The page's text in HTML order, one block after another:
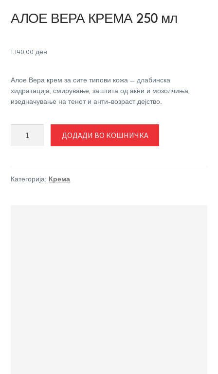
АЛОЕ ВЕРА КРЕМА 250 мл
1.140,00ден
Алое Вера крем за сите типови кожа — длабинска
хидратација, смирување, заштита од акни и мозолчиња,
изедначување на тенот и анти-возраст дејство.
мл
ДОДАДИ ВО КОШНИЧКА
Категорија: Крема